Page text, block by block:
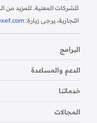
للشركات المعنية. للمزيد من
التجارية، يرجى زيارة:
البرامج
الدعم والمساعدة
خدماتنا
المجالات